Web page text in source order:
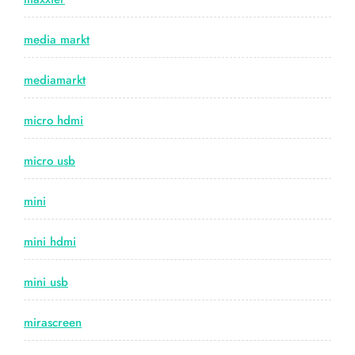
media markt
mediamarkt
micro hdmi
micro usb
mini
mini hdmi
mini usb
mirascreen